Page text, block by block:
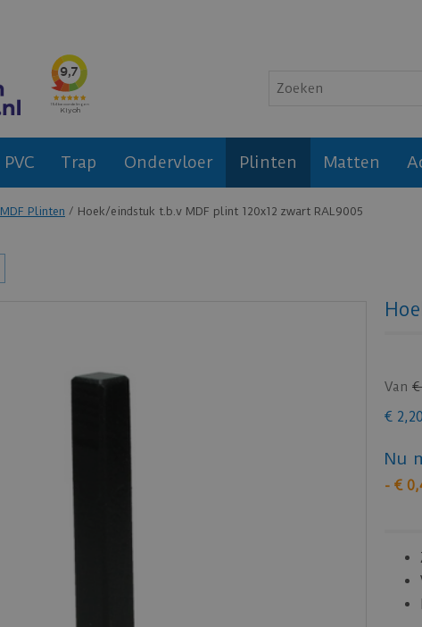
MDF Plinten Hoek/eindstuk t.b.v MDF plint 120x12 zwart RAL9005
PVC Trap Ondervloer Plinten Matten
Van €
€ 2,20
Nu
- € 0,